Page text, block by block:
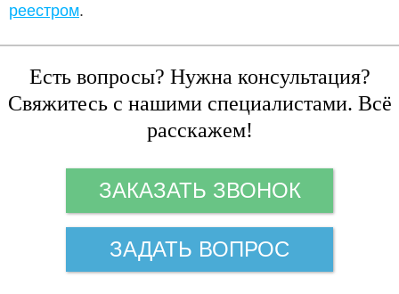
реестром.
Есть вопросы? Нужна консультация?
Свяжитесь с нашими специалистами. Всё
расскажем!
ЗАКАЗАТЬ ЗВОНОК
ЗАДАТЬ ВОПРОС